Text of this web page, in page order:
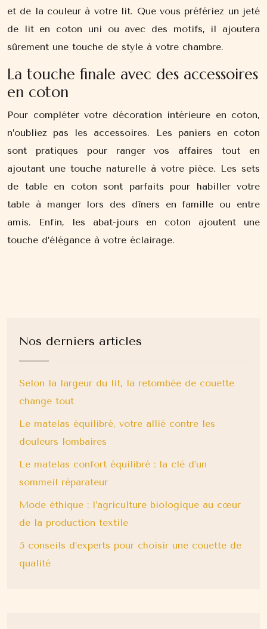
et de la couleur à votre lit. Que vous préfériez un jeté
de lit en coton uni ou avec des motifs, il ajoutera
sûrement une touche de style à votre chambre.
La touche finale avec des accessoires
en coton
Pour compléter votre décoration intérieure en coton,
n’oubliez pas les accessoires. Les paniers en coton
sont pratiques pour ranger vos affaires tout en
ajoutant une touche naturelle à votre pièce. Les sets
de table en coton sont parfaits pour habiller votre
table à manger lors des dîners en famille ou entre
amis. Enfin, les abat-jours en coton ajoutent une
touche d’élégance à votre éclairage.
Nos derniers articles
Selon la largeur du lit, la retombée de couette
change tout
Le matelas équilibré, votre allié contre les
douleurs lombaires
Le matelas confort équilibré : la clé d’un
sommeil réparateur
Mode éthique : l’agriculture biologique au cœur
de la production textile
5 conseils d’experts pour choisir une couette de
qualité